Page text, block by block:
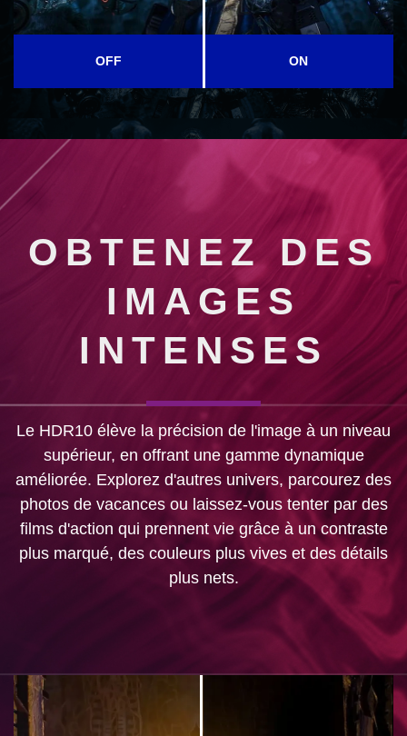
OFF ON
OBTENEZ DES
IMAGES
INTENSES
Le HDR10 élève la précision de l'image à un niveau
supérieur, en offrant une gamme dynamique
améliorée. Explorez d'autres univers, parcourez des
photos de vacances ou laissez-vous tenter par des
films d'action qui prennent vie grâce à un contraste
plus marqué, des couleurs plus vives et des détails
plus nets.